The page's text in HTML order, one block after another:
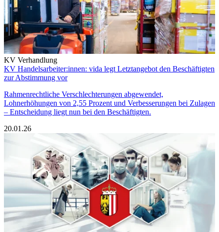
KV Verhandlung
KV Handelsarbeiter:innen: vida legt Letztangebot den Beschäftigten
zur Abstimmung vor
Rahmenrechtliche Verschlechterungen abgewendet,
Lohnerhöhungen von 2,55 Prozent und Verbesserungen bei Zulagen
– Entscheidung liegt nun bei den Beschäftigten.
20.01.26